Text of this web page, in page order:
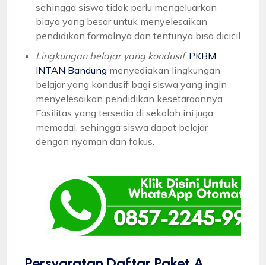
sehingga siswa tidak perlu mengeluarkan
biaya yang besar untuk menyelesaikan
pendidikan formalnya dan tentunya bisa dicicil
Lingkungan belajar yang kondusif: PKBM
INTAN Bandung menyediakan lingkungan
belajar yang kondusif bagi siswa yang ingin
menyelesaikan pendidikan kesetaraannya.
Fasilitas yang tersedia di sekolah ini juga
memadai, sehingga siswa dapat belajar
dengan nyaman dan fokus.